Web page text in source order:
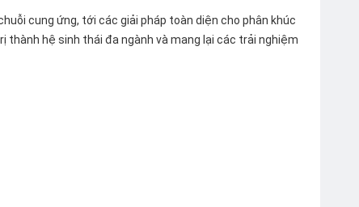
cung ứng, tới các giải pháp toàn diện cho phân khúc
hệ sinh thái đa ngành và mang lại các trải nghiệm